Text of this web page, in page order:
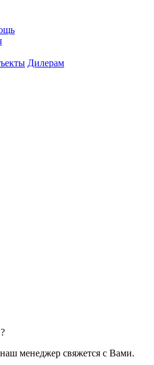
Дилерам
менеджер свяжется с Вами.